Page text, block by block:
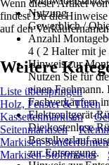
Nutzung
Gewerblich /
Anzahl
4 ( 2 Halter mit
Hinweis zur
Nutzen Sie für
einen Fachmann.
Fachverkäufern
Elektroaltgerät-
Die kostenlose
Bestellverlauf
zur Entsorgung.
Wenn dieser Artikel
findest Du die
auf den
Weitere
Liste überspringen
Holz, Fenster & Türen
Kassettenmarkisen
Seitenmarkisen
Markisen-Sonderformen
Markisen-Stoffmuster